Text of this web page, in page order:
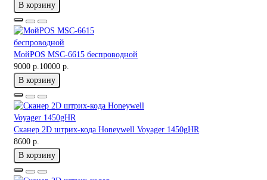
В корзину
МойPOS MSC-6615 беспроводной
9000 р. 10000 р.
В корзину
Сканер 2D штрих-кода Honeywell Voyager 1450gHR
8600 р.
В корзину